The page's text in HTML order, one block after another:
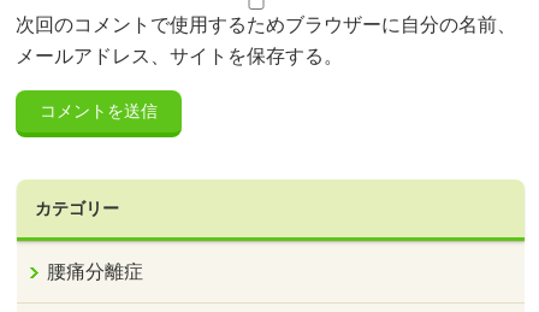
次回のコメントで使用するためブラウザーに自分の名前、
メールアドレス、サイトを保存する。
カテゴリー
腰痛分離症